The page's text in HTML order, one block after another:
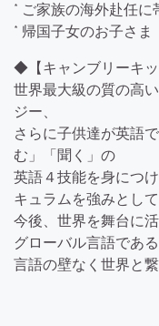
* ご家族の海外赴任に
* 帰国子女のお子さま
◆【キャンブリーキ
世界最大級の質の高
ジー、
さらに子供達が英語
む」「聞く」の
英語４技能を身につ
キュラムを強みとして
今後、世界を舞台に
グローバル言語であ
言語の壁なく世界と